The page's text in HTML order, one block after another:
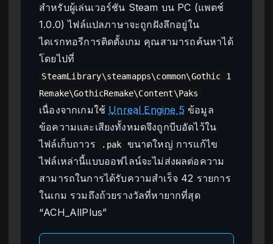
สำหรับผู้เล่นเวอร์ชัน Steam บน PC (แพตช์
1.0.0) ไฟล์แปลภาษาจะถูกฝังลึกอยู่ใน
ไดเรกทอรีการติดตั้งเกม คุณสามารถค้นหาได้
โดยไปที่
SteamLibrary\steamapps\common\Gothic 1
Remake\GothicRemake\Content\Paks
เนื่องจากเกมใช้ Unreal Engine 5 ข้อมูล
ข้อความและเสียงทั้งหมดจึงถูกบีบอัดไว้ใน
ไฟล์เก็บถาวร
.pak
ขนาดใหญ่ การแก้ไข
ไฟล์เหล่านี้แบบออฟไลน์จะไม่ส่งผลต่อความ
สามารถในการได้รับความสำเร็จ 42 รายการ
ในเกม รวมถึงถ้วยรางวัลที่หายากที่สุด
“ACH_AllPlus”